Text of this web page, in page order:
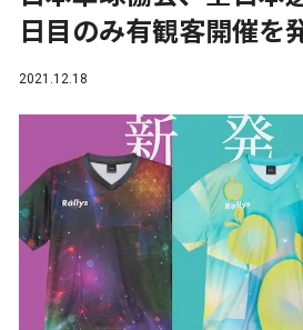
日目のみ有観客開催を
2021.12.18